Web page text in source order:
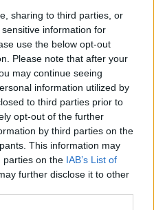
sharing to third parties, or
information for
use the below opt-out
Please note that after your
may continue seeing
information utilized by
to third parties prior to
opt-out of the further
by third parties on the
This information may
parties on the IAB’s List of
further disclose it to other
δεν μπορεί